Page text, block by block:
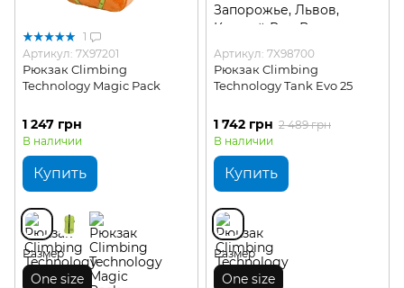
1
Артикул: 7X97201
Рюкзак Climbing
Technology Magic Pack
1 247 грн
В наличии
Купить
Размер
One size
Артикул: 7X98700
Рюкзак Climbing
Technology Tank Evo 25
1 742 грн 2 489 грн
В наличии
Купить
Размер
One size